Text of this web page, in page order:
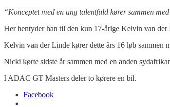
“Konceptet med en ung talentfuld kører sammen
Her hentyder han til den kun 17-årige Kelvin van der
Kelvin van der Linde kører dette års 16 løb sammen
Nicki kørte sidste år sammen med en anden
I ADAC GT Masters deler to kørere en bil.
Facebook